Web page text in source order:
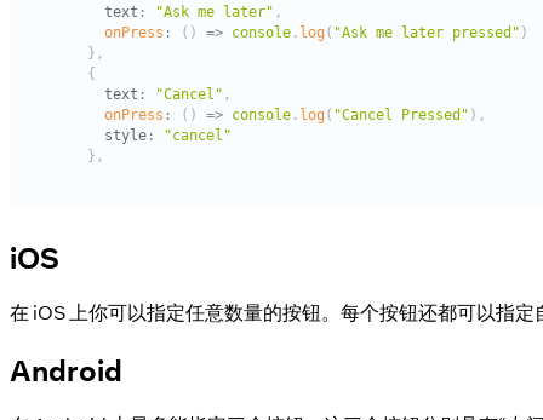
iOS
在 iOS 上你可以指定任意数量的按钮。每个按钮还都可以指
Android